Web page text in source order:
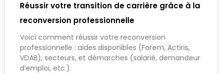
Réussir votre transition de carrière grâce à la
reconversion professionnelle
Voici comment réussir votre reconversion
professionnelle : aides disponibles (Forem, Actiris,
VDAB), secteurs, et démarches (salarié, demandeur
d’emploi, etc.).